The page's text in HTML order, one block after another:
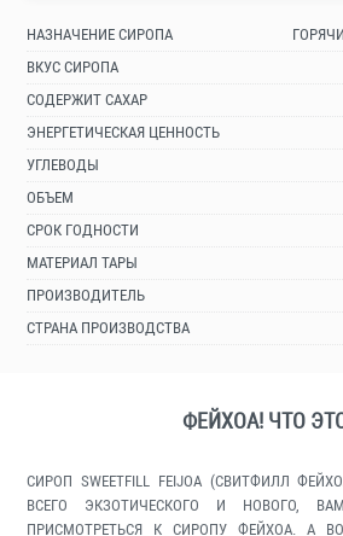
НАЗНАЧЕНИЕ СИРОПА
ВКУС СИРОПА
СОДЕРЖИТ САХАР
ЭНЕРГЕТИЧЕСКАЯ ЦЕННОСТЬ
УГЛЕВОДЫ
ОБЪЕМ
СРОК ГОДНОСТИ
МАТЕРИАЛ ТАРЫ
ПРОИЗВОДИТЕЛЬ
СТРАНА ПРОИЗВОДСТВА
ФЕЙХОА! ЧТО
СИРОП SWEETFILL FEIJOA (СВИТФИЛЛ
ВСЕГО ЭКЗОТИЧЕСКОГО И НОВОГО,
ПРИСМОТРЕТЬСЯ К СИРОПУ ФЕЙХОА. А